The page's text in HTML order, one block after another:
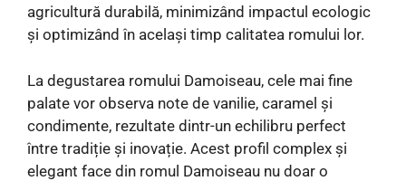
agricultură durabilă, minimizând impactul ecologic
și optimizând în același timp calitatea romului lor.
La degustarea romului Damoiseau, cele mai fine
palate vor observa note de vanilie, caramel și
condimente, rezultate dintr-un echilibru perfect
între tradiție și inovație. Acest profil complex și
elegant face din romul Damoiseau nu doar o